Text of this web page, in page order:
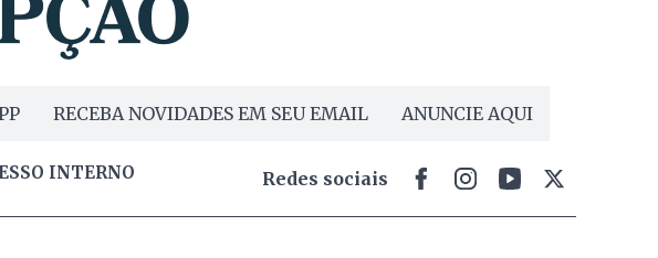
RECEBA NOVIDADES EM SEU EMAIL ANUNCIE AQUI
INTERNO Redes sociais